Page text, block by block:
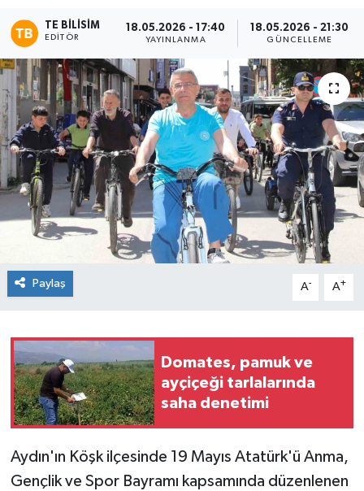
TE BILISIM
EDITÖR
18.05.2026 - 17:40
YAYINLANMA
18.05.2026 - 21:30
GÜNCELLEME
Paylaş A- A+
Domates, pamuk ve
ayçiçeği tarlalarında
saha denetimi
Aydın'ın Köşk ilçesinde 19 Mayıs Atatürk'ü Anma,
Gençlik ve Spor Bayramı kapsamında düzenlenen